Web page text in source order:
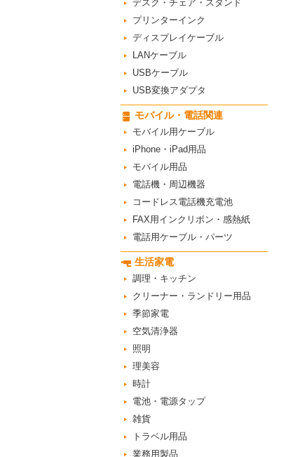
デスク・チェア・スタンド
プリンターインク
ディスプレイケーブル
LANケーブル
USBケーブル
USB変換アダプタ
モバイル・電話関連
モバイル用ケーブル
iPhone・iPad用品
モバイル用品
電話機・周辺機器
コードレス電話機充電池
FAX用インクリボン・感熱紙
電話用ケーブル・パーツ
生活家電
調理・キッチン
クリーナー・ランドリー用品
季節家電
空気清浄器
照明
理美容
時計
電池・電源タップ
雑貨
トラベル用品
業務用製品